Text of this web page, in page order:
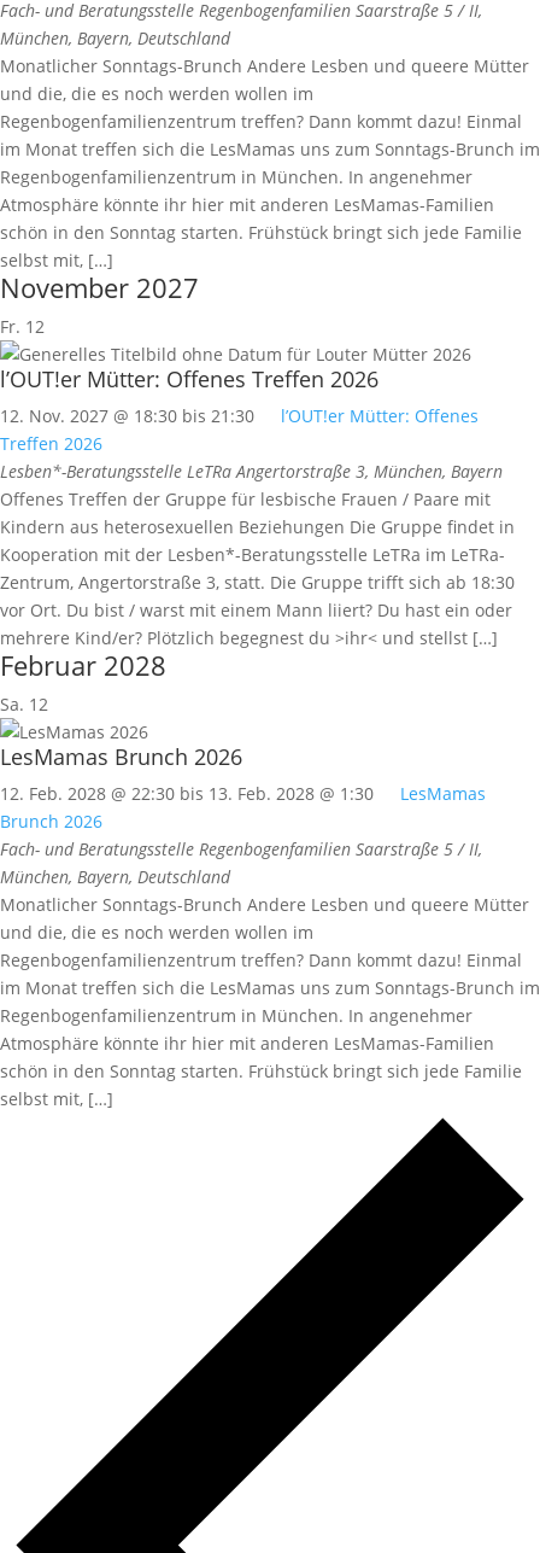
Fach- und Beratungsstelle Regenbogenfamilien Saarstraße 5 / II,
München, Bayern, Deutschland
Monatlicher Sonntags-Brunch Andere Lesben und queere Mütter
und die, die es noch werden wollen im
Regenbogenfamilienzentrum treffen? Dann kommt dazu! Einmal
im Monat treffen sich die LesMamas uns zum Sonntags-Brunch im
Regenbogenfamilienzentrum in München. In angenehmer
Atmosphäre könnte ihr hier mit anderen LesMamas-Familien
schön in den Sonntag starten. Frühstück bringt sich jede Familie
selbst mit, […]
November 2027
Fr. 12
l’OUT!er Mütter: Offenes Treffen 2026
12. Nov. 2027 @ 18:30 bis 21:30
l’OUT!er Mütter: Offenes
Treffen 2026
Lesben*-Beratungsstelle LeTRaAngertorstraße 3, München, Bayern
Offenes Treffen der Gruppe für lesbische Frauen / Paare mit
Kindern aus heterosexuellen Beziehungen Die Gruppe findet in
Kooperation mit der Lesben*-Beratungsstelle LeTRa im LeTRa-
Zentrum, Angertorstraße 3, statt. Die Gruppe trifft sich ab 18:30
vor Ort. Du bist / warst mit einem Mann liiert? Du hast ein oder
mehrere Kind/er? Plötzlich begegnest du >ihr< und stellst […]
Februar 2028
Sa. 12
LesMamas Brunch 2026
12. Feb. 2028 @ 22:30 bis 13. Feb. 2028 @ 1:30
LesMamas
Brunch 2026
Fach- und Beratungsstelle Regenbogenfamilien Saarstraße 5 / II,
München, Bayern, Deutschland
Monatlicher Sonntags-Brunch Andere Lesben und queere Mütter
und die, die es noch werden wollen im
Regenbogenfamilienzentrum treffen? Dann kommt dazu! Einmal
im Monat treffen sich die LesMamas uns zum Sonntags-Brunch im
Regenbogenfamilienzentrum in München. In angenehmer
Atmosphäre könnte ihr hier mit anderen LesMamas-Familien
schön in den Sonntag starten. Frühstück bringt sich jede Familie
selbst mit, […]